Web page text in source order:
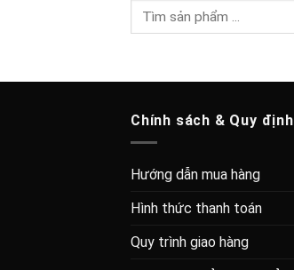
Tìm
Chính sách & Quy định
Hướng dẫn mua hàng
Hình thức thanh toán
Quy trình giao hàng